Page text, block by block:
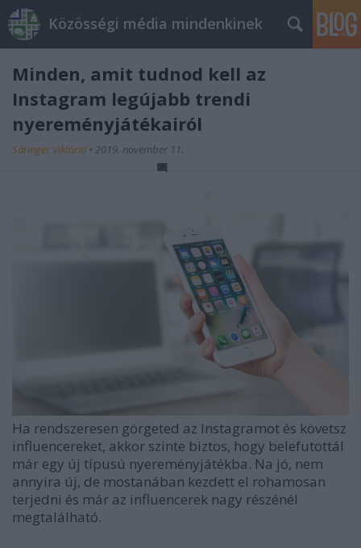
Közösségi média mindenkinek
Minden, amit tudnod kell az
Instagram legújabb trendi
nyereményjátékairól
Sáringer Viktória • 2019. november 11.
Ha rendszeresen görgeted az Instagramot és követsz
influencereket, akkor szinte biztos, hogy belefutottál
már egy új típusú nyereményjátékba. Na jó, nem
annyira új, de mostanában kezdett el rohamosan
terjedni és már az influencerek nagy részénél
megtalálható.